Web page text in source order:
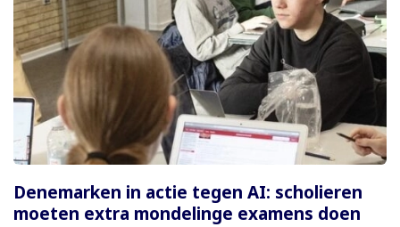
Denemarken in actie tegen AI: scholieren
moeten extra mondelinge examens doen